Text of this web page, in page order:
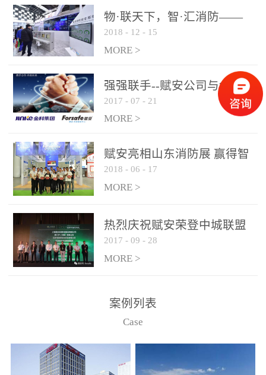
力和闲难，同时也将造成
巨大的经济损失和社会影
响，基至还会造成人员伤
亡。图像型火灾探测器正
是针对这种高大空间建筑
物的消防设施、设备通过
现场图像的实时获取、预
处理和特征提取分析，实
现火焰的跟踪和识别。能
更早的进行预警，达到早
报早防的效果。 系统构
成示意图： 图像型火灾
和监控端两大部分组成。
两者之间通过以太网相
联，一台监控主机最多可
从监控主机上获取，最多
只能接6台，超过的需从现
物·联天下，智·汇消防——
赋安F&S 2018上海消防展圆
满落幕
2018 - 12 - 15
MORE >
强强联手--赋安公司与金科
集团达成战略合作协议
2017 - 07 - 21
MORE >
赋安亮相山东消防展 赢得智
慧消防新荣耀
2018 - 06 - 17
MORE >
热烈庆祝赋安荣登中城联盟
联合采购战略合作平台
2017 - 09 - 28
MORE >
案例列表
Case